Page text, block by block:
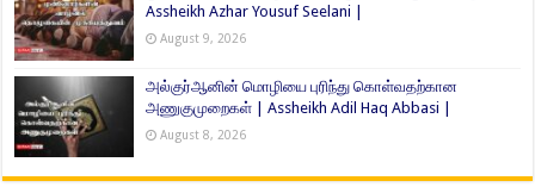
Assheikh Azhar Yousuf Seelani |
August 9, 2026
அல்குர்ஆனின் மொழியை புரிந்து கொள்வதற்கான
அணுகுமுறைகள் | Assheikh Adil Haq Abbasi |
August 8, 2026